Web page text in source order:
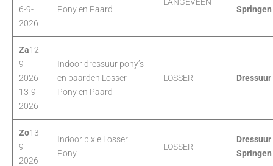
6-9-
2026
Pony en Paard
Springen
Za12-
9-
2026
13-9-
2026
Indoor dressuur pony’s
en paarden Losser
Pony en Paard
LOSSER Dressuur
Zo13-
9-
2026
Indoor bixie Losser
Pony
LOSSER
Dressuur
Springen